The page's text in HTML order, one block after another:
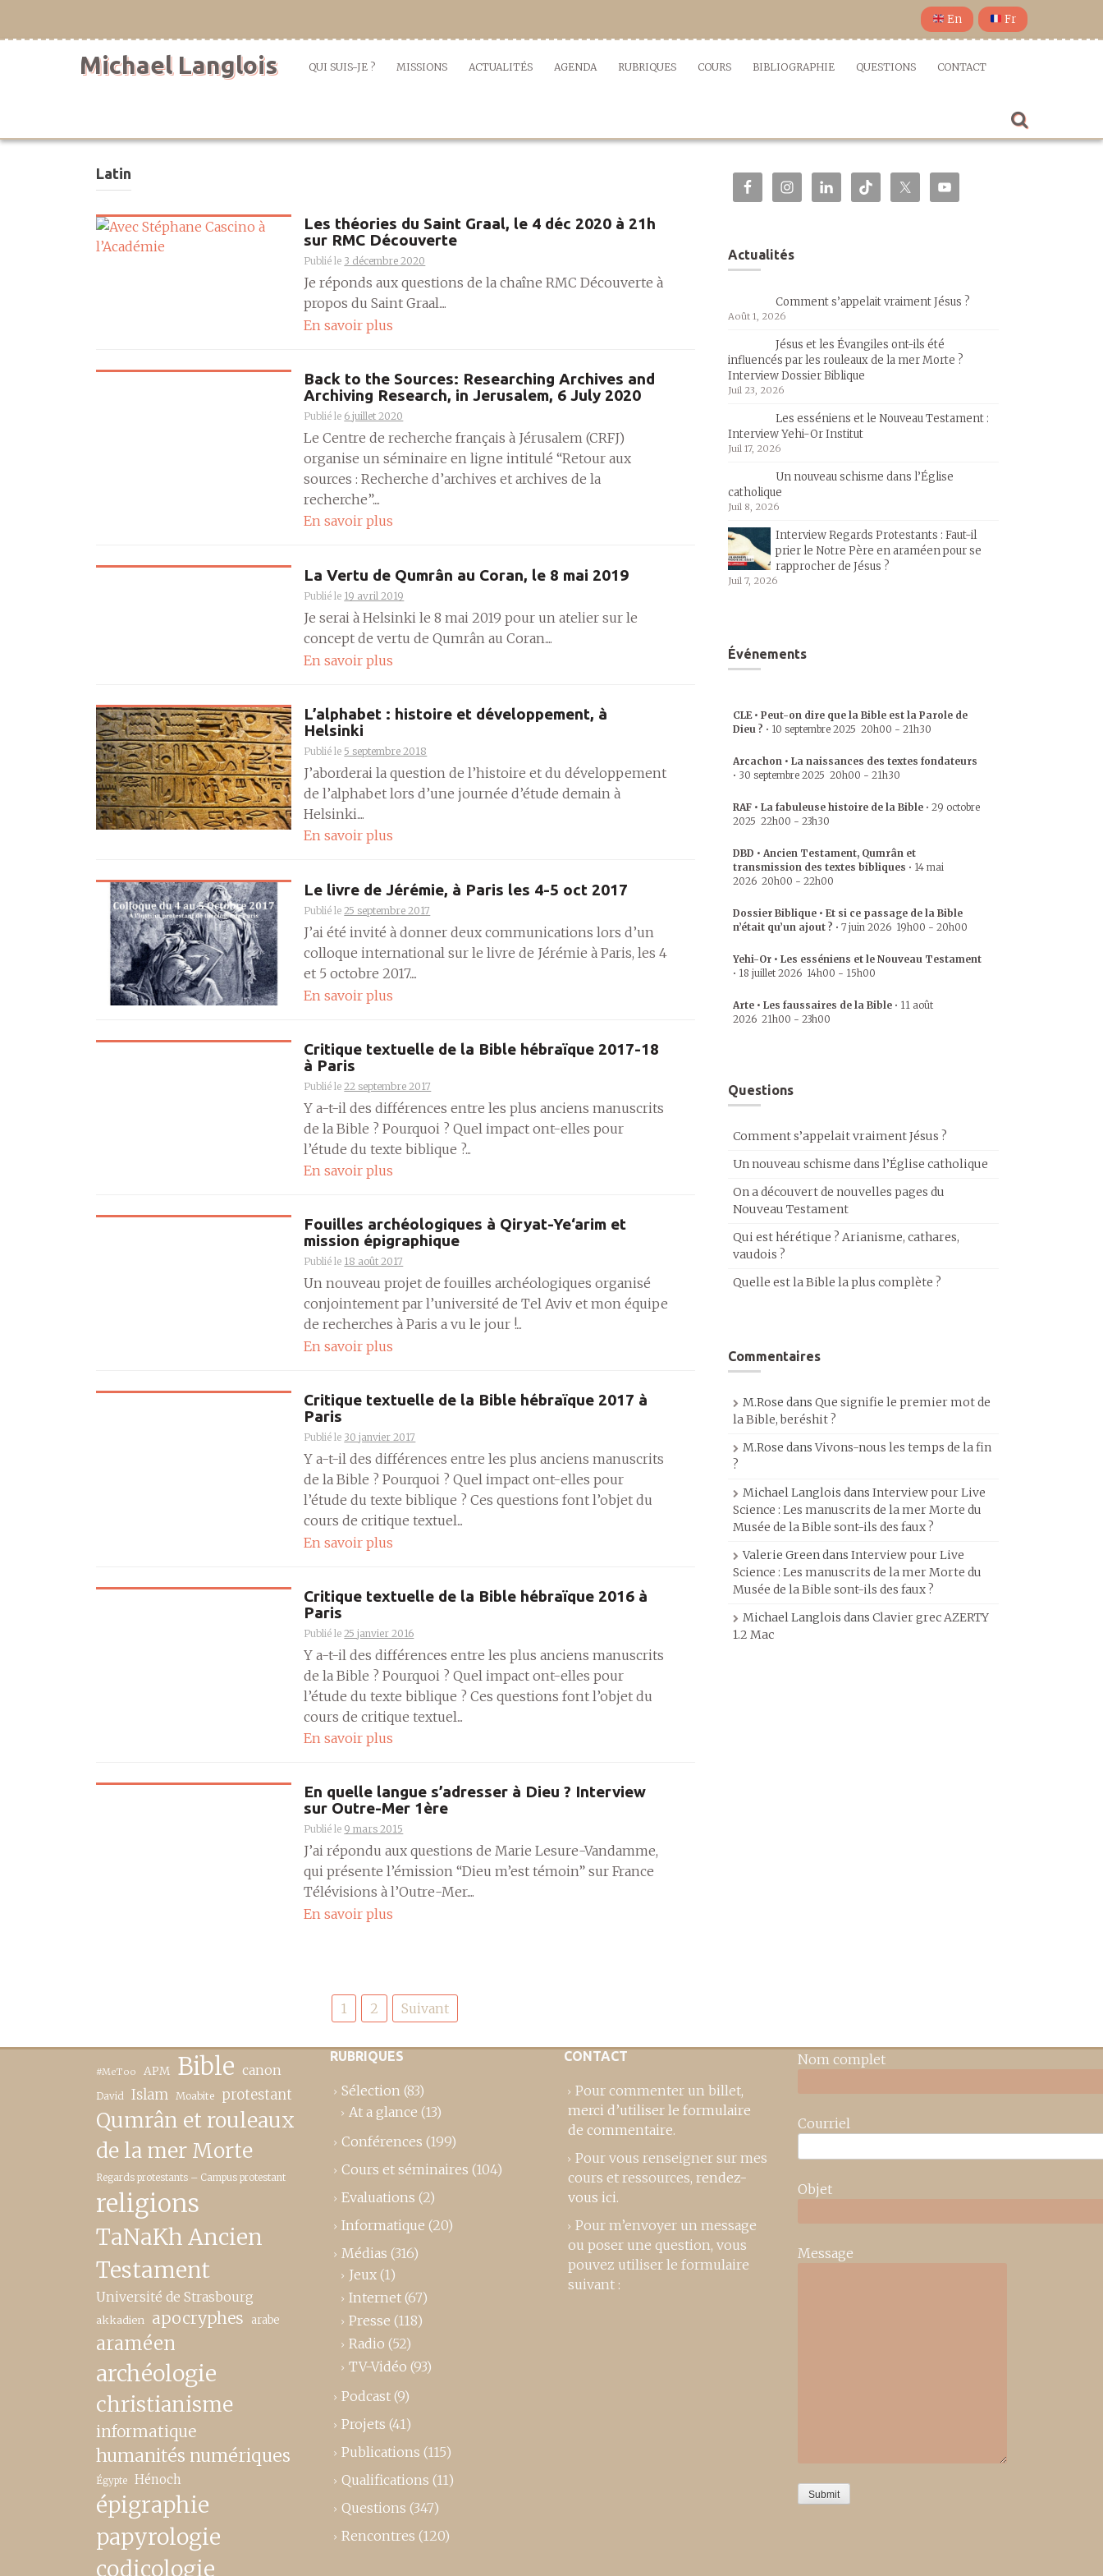
En Fr
Michael Langlois QUI SUIS-JE ? MISSIONS ACTUALITÉS AGENDA RUBRIQUES COURS BIBLIOGRAPHIE QUESTIONS CONTACT
Latin
Les théories du Saint Graal, le 4 déc 2020 à 21h
sur RMC Découverte
Publié le 3 décembre 2020
Je réponds aux questions de la chaîne RMC Découverte à
propos du Saint Graal....
En savoir plus
Back to the Sources: Researching Archives and
Archiving Research, in Jerusalem, 6 July 2020
Publié le 6 juillet 2020
Le Centre de recherche français à Jérusalem (CRFJ)
organise un séminaire en ligne intitulé “Retour aux
sources : Recherche d’archives et archives de la
recherche”....
En savoir plus
La Vertu de Qumrân au Coran, le 8 mai 2019
Publié le 19 avril 2019
Je serai à Helsinki le 8 mai 2019 pour un atelier sur le
concept de vertu de Qumrân au Coran....
En savoir plus
L’alphabet : histoire et développement, à
Helsinki
Publié le 5 septembre 2018
J’aborderai la question de l’histoire et du développement
de l’alphabet lors d’une journée d’étude demain à
Helsinki....
En savoir plus
Le livre de Jérémie, à Paris les 4-5 oct 2017
Publié le25 septembre 2017
J’ai été invité à donner deux communications lors d’un
colloque international sur le livre de Jérémie à Paris, les 4
et 5 octobre 2017....
En savoir plus
Critique textuelle de la Bible hébraïque 2017-18
à Paris
Publié le22 septembre 2017
Y a-t-il des différences entre les plus anciens manuscrits
de la Bible ? Pourquoi ? Quel impact ont-elles pour
l’étude du texte biblique ?...
En savoir plus
Fouilles archéologiques à Qiryat-Ye‘arim et
mission épigraphique
Publié le 18 août 2017
Un nouveau projet de fouilles archéologiques organisé
conjointement par l’université de Tel Aviv et mon équipe
de recherches à Paris a vu le jour !...
En savoir plus
Critique textuelle de la Bible hébraïque 2017 à
Paris
Publié le 30 janvier 2017
Y a-t-il des différences entre les plus anciens manuscrits
de la Bible ? Pourquoi ? Quel impact ont-elles pour
l’étude du texte biblique ? Ces questions font l’objet du
cours de critique textuel...
En savoir plus
Critique textuelle de la Bible hébraïque 2016 à
Paris
Publié le25 janvier 2016
Y a-t-il des différences entre les plus anciens manuscrits
de la Bible ? Pourquoi ? Quel impact ont-elles pour
l’étude du texte biblique ? Ces questions font l’objet du
cours de critique textuel...
En savoir plus
En quelle langue s’adresser à Dieu ? Interview
sur Outre-Mer 1ère
Publié le 9 mars 2015
J’ai répondu aux questions de Marie Lesure-Vandamme,
qui présente l’émission “Dieu m’est témoin” sur France
Télévisions à l’Outre-Mer....
En savoir plus
1 2 Suivant
Actualités
Comment s’appelait vraiment Jésus ?
Août 1, 2026
Jésus et les Évangiles ont-ils été
influencés par les rouleaux de la mer Morte ?
Interview Dossier Biblique
Juil 23, 2026
Les esséniens et le Nouveau Testament :
Interview Yehi-Or Institut
Juil 17, 2026
Un nouveau schisme dans l’Église
catholique
Juil 8, 2026
Interview Regards Protestants : Faut-il
prier le Notre Père en araméen pour se
rapprocher de Jésus ?
Juil 7, 2026
Événements
CLE • Peut-on dire que la Bible est la Parole de
Dieu ? • 10 septembre 2025 20h00 - 21h30
Arcachon • La naissances des textes fondateurs
• 30 septembre 2025 20h00 - 21h30
RAF • La fabuleuse histoire de la Bible • 29 octobre
2025 22h00 - 23h30
DBD • Ancien Testament, Qumrân et
transmission des textes bibliques • 14 mai
2026 20h00 - 22h00
Dossier Biblique • Et si ce passage de la Bible
n’était qu’un ajout ? • 7 juin 2026 19h00 - 20h00
Yehi-Or • Les esséniens et le Nouveau Testament
• 18 juillet 2026 14h00 - 15h00
Arte • Les faussaires de la Bible • 11 août
2026 21h00 - 23h00
Questions
Comment s’appelait vraiment Jésus ?
Un nouveau schisme dans l’Église catholique
On a découvert de nouvelles pages du
Nouveau Testament
Qui est hérétique ? Arianisme, cathares,
vaudois ?
Quelle est la Bible la plus complète ?
Commentaires
M.Rose dans Que signifie le premier mot de
la Bible, beréshit ?
M.Rose dansVivons-nous les temps de la fin
?
Michael Langlois dans Interview pour Live
Science : Les manuscrits de la mer Morte du
Musée de la Bible sont-ils des faux ?
Valerie Greendans Interview pour Live
Science : Les manuscrits de la mer Morte du
Musée de la Bible sont-ils des faux ?
Michael Langlois dans Clavier grec AZERTY
1.2 Mac
#MeToo APM Bible canon
David Islam Moabite protestant
Qumrân et rouleaux
de la mer Morte
Regards protestants – Campus protestant
religions
TaNaKh Ancien
Testament
Université de Strasbourg
akkadien apocryphes arabe
araméen
archéologie
christianisme
informatique
humanités numériques
Égypte Hénoch
épigraphie
papyrologie
codicologie
RUBRIQUES
Sélection (83)
At a glance (13)
Conférences (199)
Cours et séminaires (104)
Evaluations (2)
Informatique (20)
Médias (316)
Jeux (1)
Internet (67)
Presse (118)
Radio (52)
TV-Vidéo (93)
Podcast (9)
Projets (41)
Publications (115)
Qualifications (11)
Questions (347)
Rencontres (120)
CONTACT
Pour commenter un billet,
merci d’utiliser le formulaire
de commentaire.
Pour vous renseigner sur mes
cours et ressources, rendez-
vous ici.
Pour m’envoyer un message
ou poser une question, vous
pouvez utiliser le formulaire
suivant :
Nom complet
Courriel
Objet
Message